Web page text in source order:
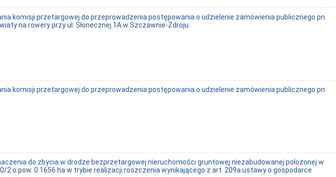
komisji przetargowej do przeprowadzenia postępowania o udzielenie zamówienia publicznego pn.
na rowery przy ul. Słonecznej 1A w Szczawnie-Zdroju
komisji przetargowej do przeprowadzenia postępowania o udzielenie zamówienia publicznego pn.
do zbycia w drodze bezprzetargowej nieruchomości gruntowej niezabudowanej położonej w
o pow. 0.1656 ha w trybie realizacji roszczenia wynikającego z art. 209a ustawy o gospodarce